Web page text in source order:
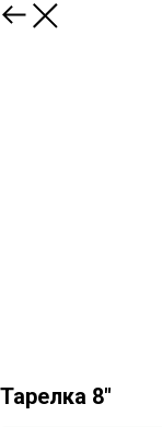
Назад
Тарелка 8″